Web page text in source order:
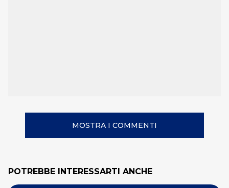
MOSTRA I COMMENTI
POTREBBE INTERESSARTI ANCHE